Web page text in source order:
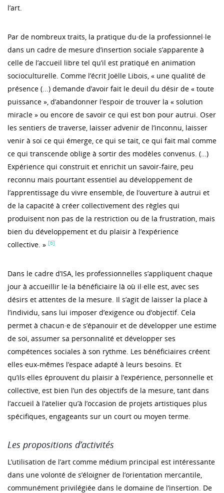
l’art.
Par de nombreux traits, la pratique du·de la professionnel·le
dans un cadre de mesure d’insertion sociale s’apparente à
celle de l’accueil libre tel qu’il est pratiqué en animation
socioculturelle. Comme l’écrit Joëlle Libois, « une qualité de
présence (...) demande d’avoir fait le deuil du désir de « toute
puissance », d’abandonner l’espoir de trouver la « solution
miracle » ou encore de savoir ce qui est bon pour autrui. Oser
les sentiers de traverse, laisser advenir de l’inconnu, laisser
venir à soi ce qui émerge, ce qui se tait, ce qui fait mal comme
ce qui transcende oblige à sortir des modèles convenus. (…)
Expérience qui construit et enrichit un savoir-faire, peu
reconnu mais pourtant essentiel au développement de
l’apprentissage du vivre ensemble, de l’ouverture à autrui et
de la capacité à créer collectivement des règles qui
produisent non pas de la restriction ou de la frustration, mais
bien du développement et du plaisir à l’expérience
collective. » [6]
Dans le cadre d’ISA, les professionnelles s’appliquent chaque
jour à accueillir le·la bénéficiaire là où il·elle est, avec ses
désirs et attentes de la mesure. Il s’agit de laisser la place à
l’individu, sans lui imposer d’exigence ou d’objectif. Cela
permet à chacun·e de s’épanouir et de développer une estime
de soi, assumer sa personnalité et développer ses
compétences sociales à son rythme. Les bénéficiaires créent
elles·eux-mêmes l’espace adapté à leurs besoins. Et
qu’ils·elles éprouvent du plaisir à l’expérience, personnelle et
collective, est bien l’un des objectifs de la mesure, tant dans
l’accueil à l’atelier qu’à l’occasion de projets artistiques plus
spécifiques, engageants sur un court ou moyen terme.
Les propositions d’activités
L’utilisation de l’art comme médium principal est intéressante
dans une volonté de s’éloigner de l’orientation mercantile,
communément privilégiée dans le domaine de l’insertion. De